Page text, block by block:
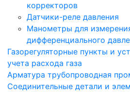
корректоров
Датчики-реле давления
Манометры для
дифференциального
Газорегуляторные пункты и
учета расхода газа
Арматура трубопроводная
Соединительные детали и